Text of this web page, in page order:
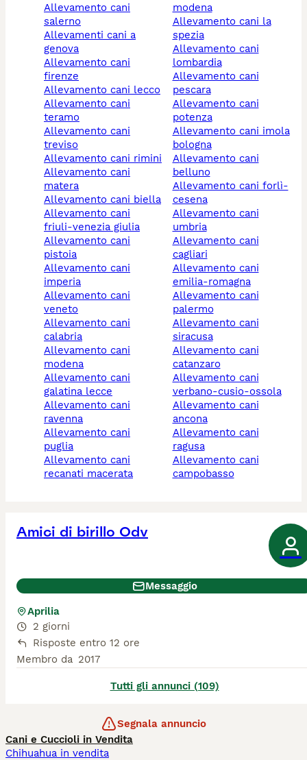
allevamento cani
salerno
allevamenti cani a
genova
allevamento cani
firenze
allevamento cani lecco
allevamento cani
teramo
allevamento cani
treviso
allevamento cani rimini
allevamento cani
matera
allevamento cani biella
allevamento cani
friuli-venezia giulia
allevamento cani
pistoia
allevamento cani
imperia
allevamento cani
veneto
allevamento cani
calabria
allevamento cani
modena
allevamento cani
galatina lecce
allevamento cani
ravenna
allevamento cani
puglia
allevamento cani
recanati macerata
modena
allevamento cani la
spezia
allevamento cani
lombardia
allevamento cani
pescara
allevamento cani
potenza
allevamento cani imola
bologna
allevamento cani
belluno
allevamento cani forlì-
cesena
allevamento cani
umbria
allevamento cani
cagliari
allevamento cani
emilia-romagna
allevamento cani
palermo
allevamento cani
siracusa
allevamento cani
catanzaro
allevamento cani
verbano-cusio-ossola
allevamento cani
ancona
allevamento cani
ragusa
allevamento cani
campobasso
Amici di birillo Odv
Messaggio
Aprilia
2 giorni
Risposte entro 12 ore
Membro da 2017
Tutti gli annunci (109)
Segnala annuncio
Cani e Cuccioli in Vendita
Chihuahua in vendita